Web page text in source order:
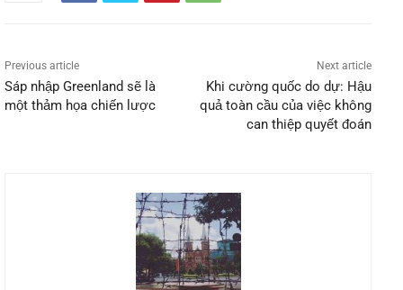
Previous article
Sáp nhập Greenland sẽ là
một thảm họa chiến lược
Next article
Khi cường quốc do dự: Hậu
quả toàn cầu của việc không
can thiệp quyết đoán